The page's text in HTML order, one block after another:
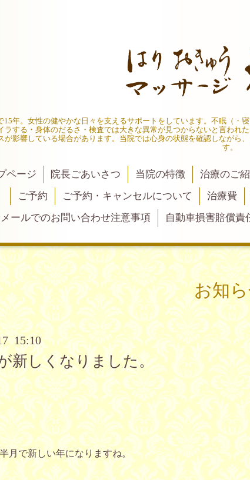
15年。女性の健やかな日々を支えるサポートをしています。不眠（・
ラする・身体のだるさ・検査では大きな異常が見つからないと言われ
が影響している場合があります。当院では心身の状態を確認しながら
す。
ページ 院長ごあいさつ 当院の特徴 治療のご
ご予約
ご予約・キャンセルについて 治療費
メールでのお問い合わせ注意事項
自動車損害賠償責
お知
15:10
新しくなりました。
月で新しい年になりますね。